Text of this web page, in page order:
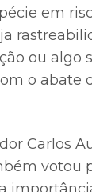
em
ou algo
o abate
Carlos
votou